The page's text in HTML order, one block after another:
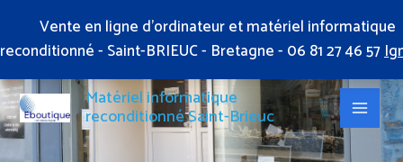
Vente en ligne d'ordinateur et matériel informatique
reconditionné - Saint-BRIEUC - Bretagne - 06 81 27 46 57
contenu
Matériel informatique
reconditionné Saint-Brieuc